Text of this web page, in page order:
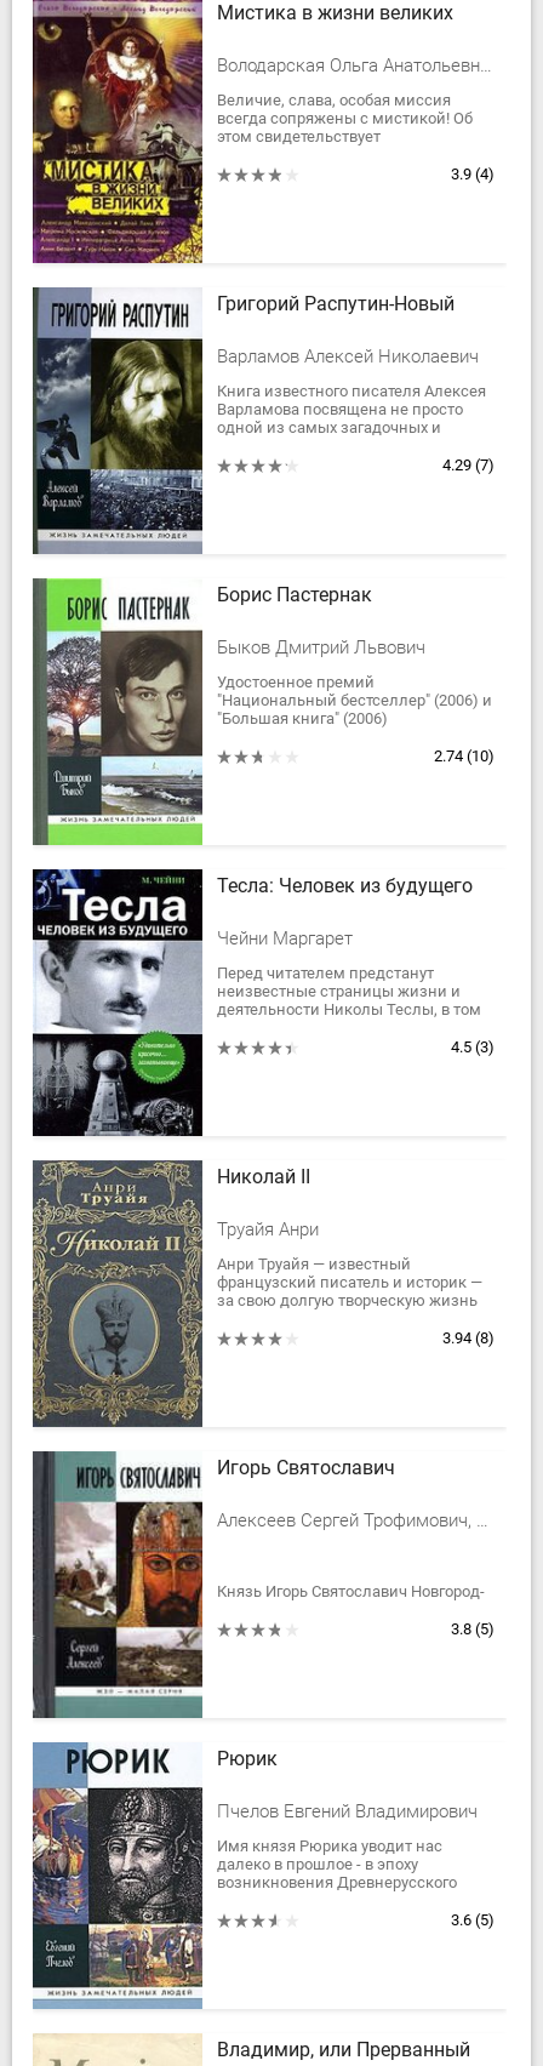
Мистика в жизни великих
Володарская Ольга Анатольевна, Володарский Леонид Вениаминович
Величие, слава, особая миссия
всегда сопряжены с мистикой! Об
этом свидетельствует
великих людей, предпринятое
3.9 (4)
Григорий Распутин-Новый
Варламов Алексей Николаевич
Книга известного писателя Алексея
Варламова посвящена не просто
одной из самых загадочных и
истории. Распутин - ключ к
4.29 (7)
Борис Пастернак
Быков Дмитрий Львович
Удостоенное премий
"Национальный бестселлер" (2006) и
"Большая книга" (2006)
чудотворстве" Бориса Пастернака
2.74 (10)
Тесла: Человек из будущего
Чейни Маргарет
Перед читателем предстанут
неизвестные страницы жизни и
деятельности Николы Теслы, в том
научные замыслы. В чем секрет4.5 (3)
Николай II
Труайя Анри
Анри Труайя — известный
французский писатель и историк —
за свою долгую творческую жизнь
половина из них посвящена России.
3.94 (8)
Игорь Святославич
Алексеев Сергей Трофимович, Алексеев Сергей Викторович
Князь Игорь Святославич Новгород-
историю благодаря единственному
3.8 (5)
Рюрик
Пчелов Евгений Владимирович
Имя князя Рюрика уводит нас
далеко в прошлое - в эпоху
возникновения Древнерусского
легенде, в IX веке тремя братьями-
3.6 (5)
Владимир, или Прерванный